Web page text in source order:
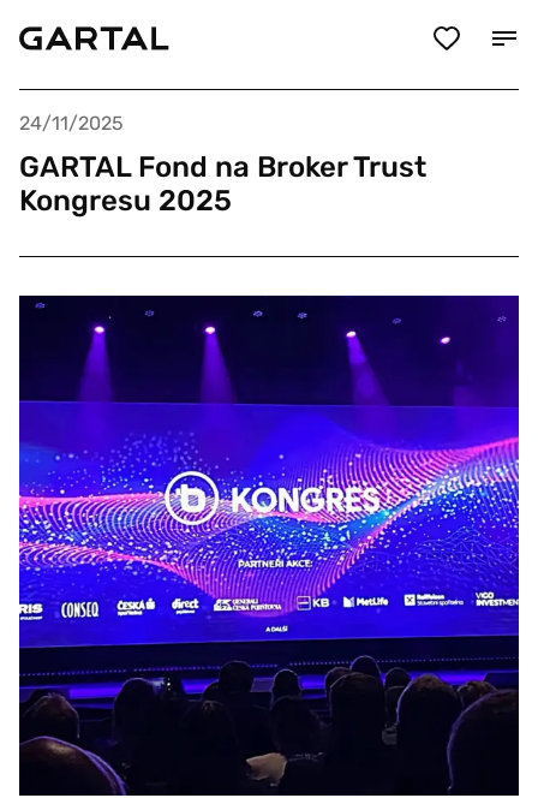
24/11/2025
GARTAL Fond na Broker Trust
Kongresu 2025